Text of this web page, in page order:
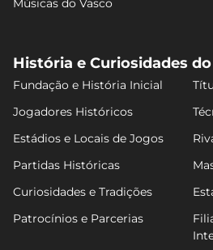
Músicas do Vasco
História e Curiosidades
Fundação e História Inicial
Jogadores Históricos
Estádios e Locais de Jogos
Partidas Históricas
Curiosidades e Tradições
Patrocínios e Parcerias